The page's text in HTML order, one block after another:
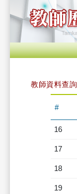
教師資料查
#
16
17
18
19